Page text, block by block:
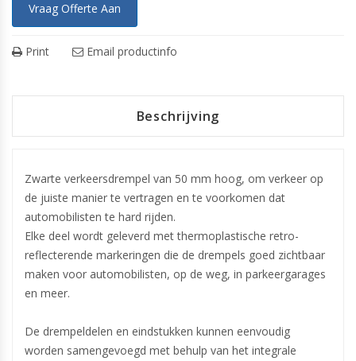
Vraag Offerte Aan
Print Email productinfo
Beschrijving
Zwarte verkeersdrempel van 50 mm hoog, om verkeer op
de juiste manier te vertragen en te voorkomen dat
automobilisten te hard rijden.
Elke deel wordt geleverd met thermoplastische retro-
reflecterende markeringen die de drempels goed zichtbaar
maken voor automobilisten, op de weg, in parkeergarages
en meer.
De drempeldelen en eindstukken kunnen eenvoudig
worden samengevoegd met behulp van het integrale